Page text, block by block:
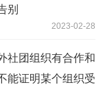
别
2023-02-28
社团组织有合作和
能证明某个组织受